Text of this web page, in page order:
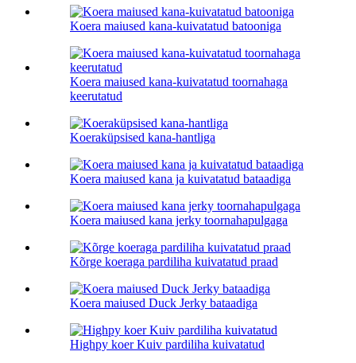
Koera maiused kana-kuivatatud batooniga
Koera maiused kana-kuivatatud toornahaga
keerutatud
Koeraküpsised kana-hantliga
Koera maiused kana ja kuivatatud bataadiga
Koera maiused kana jerky toornahapulgaga
Kõrge koeraga pardiliha kuivatatud praad
Koera maiused Duck Jerky bataadiga
Highpy koer Kuiv pardiliha kuivatatud